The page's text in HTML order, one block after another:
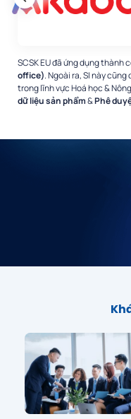
SCSK EU đã ứng dụng thành
office). Ngoài ra, SI này
trong lĩnh vực Hoá học &
dữ liệu sản phẩm&Phê